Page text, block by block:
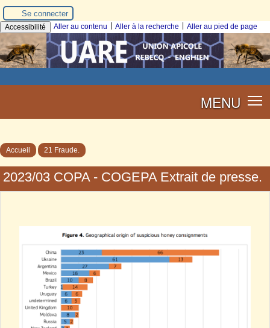
Se connecter
Accessibilité Aller au contenu Aller à la recherche Aller au pied de page
MENU
Accueil 21 Fraude.
2023/03 COPA - COGEPA Extrait de presse.